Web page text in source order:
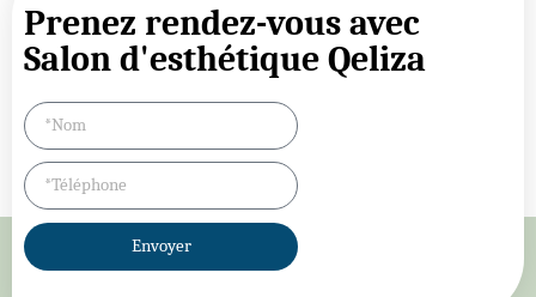
Prenez rendez-vous avec
Salon d'esthétique Qeliza
Envoyer